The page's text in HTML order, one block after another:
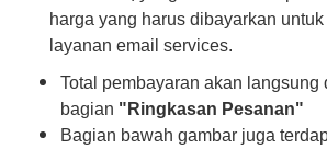
harga yang harus dibayarkan
layanan email services.
Total pembayaran akan langsung
bagian "Ringkasan Pesanan"
Bagian bawah gambar juga